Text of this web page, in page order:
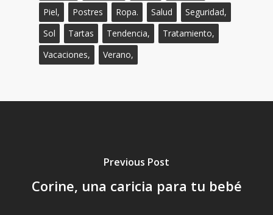
Piel,
Postres Ropa. Salud
Seguridad,
Sol
Tartas Tendencia,
Tratamiento,
Vacaciones,
Verano,
Previous Post
Corine, una caricia para tu bebé